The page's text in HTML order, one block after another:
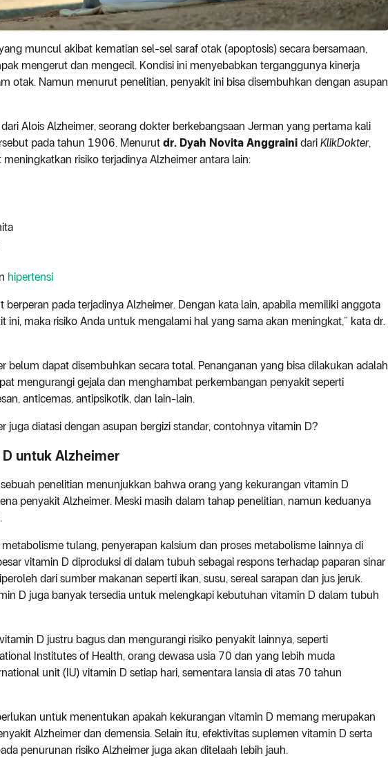
muncul akibat kematian sel-sel saraf otak (apoptosis) secara bersamaan,
mengerut dan mengecil. Kondisi ini menyebabkan terganggunya kinerja
otak. Namun menurut penelitian, penyakit ini bisa disembuhkan dengan asupan
Alois Alzheimer, seorang dokter berkebangsaan Jerman yang pertama kali
pada tahun 1906. Menurut dr. Dyah Novita Anggraini dari KlikDokter,
risiko terjadinya Alzheimer antara lain:
hipertensi
berperan pada terjadinya Alzheimer. Dengan kata lain, apabila memiliki anggota
ini, maka risiko Anda untuk mengalami hal yang sama akan meningkat,” kata dr.
belum dapat disembuhkan secara total. Penanganan yang bisa dilakukan adalah
mengurangi gejala dan menghambat perkembangan penyakit seperti
anticemas, antipsikotik, dan lain-lain.
juga diatasi dengan asupan bergizi standar, contohnya vitamin D?
untuk Alzheimer
sebuah penelitian menunjukkan bahwa orang yang kekurangan vitamin D
penyakit Alzheimer. Meski masih dalam tahap penelitian, namun keduanya
tulang, penyerapan kalsium dan proses metabolisme lainnya di
vitamin D diproduksi di dalam tubuh sebagai respons terhadap paparan sinar
dari sumber makanan seperti ikan, susu, sereal sarapan dan jus jeruk.
D juga banyak tersedia untuk melengkapi kebutuhan vitamin D dalam tubuh
D justru bagus dan mengurangi risiko penyakit lainnya, seperti
Institutes of Health, orang dewasa usia 70 dan yang lebih muda
unit (IU) vitamin D setiap hari, sementara lansia di atas 70 tahun
untuk menentukan apakah kekurangan vitamin D memang merupakan
Alzheimer dan demensia. Selain itu, efektivitas suplemen vitamin D serta
penurunan risiko Alzheimer juga akan ditelaah lebih jauh.